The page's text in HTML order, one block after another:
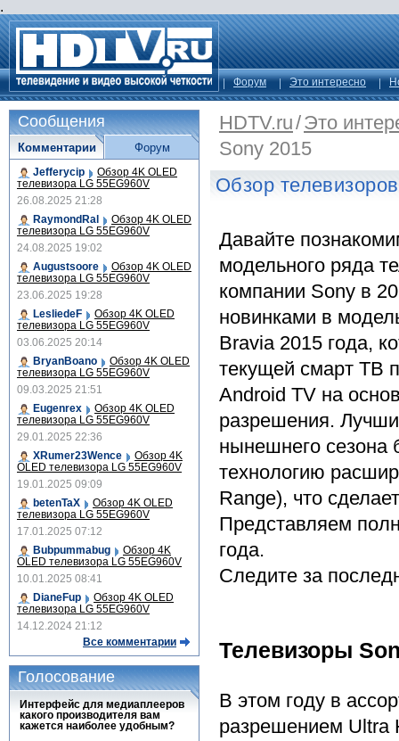
.
Форум Это интересно
HDTV.ru/Это
Sony 2015
Обзор
Давайте
модельного ряда
компании Sony в
новинками в
Bravia 2015 года,
текущей смарт ТВ
Android TV на
разрешения.
нынешнего сезона
технологию
Range), что
Представляем
года.
Следите за
Телевизоры
В этом году в
разрешением Ultra
Сообщения
Комментарии
Jefferycip Обзор 4K OLED
телевизора LG 55EG960V
26.08.2025 21:28
RaymondRal
Обзор 4K OLED
телевизора LG 55EG960V
24.08.2025 19:02
Augustsoore
Обзор 4K OLED
телевизора LG 55EG960V
23.06.2025 19:28
LesliedeF
Обзор 4K OLED
телевизора LG 55EG960V
03.06.2025 20:14
BryanBoano
Обзор 4K OLED
телевизора LG 55EG960V
09.03.2025 21:51
Eugenrex
Обзор 4K OLED
телевизора LG 55EG960V
29.01.2025 22:36
XRumer23Wence
Обзор 4K
OLED телевизора LG 55EG960V
19.01.2025 09:09
betenTaX
Обзор 4K OLED
телевизора LG 55EG960V
17.01.2025 07:12
Bubpummabug
Обзор 4K
OLED телевизора LG 55EG960V
10.01.2025 08:41
DianeFup
Обзор 4K OLED
телевизора LG 55EG960V
14.12.2024 21:12
Все комментарии
Форум
Голосование
Интерфейс для медиаплееров
какого производителя вам
кажется наиболее удобным?